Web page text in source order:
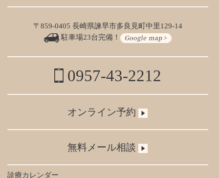
〒859-0405 長崎県諫早市多良見町中里129-14
駐車場23台完備！
0957-43-2212
オンライン予約
無料メール相談
診療カレンダー